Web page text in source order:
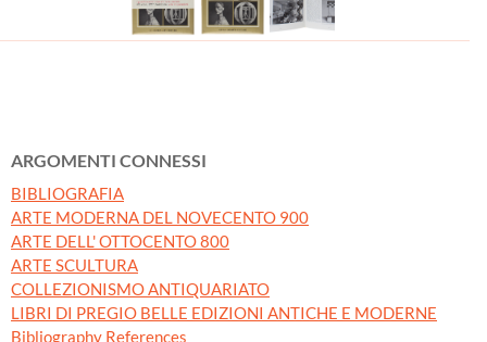
ARGOMENTI CONNESSI
BIBLIOGRAFIA
ARTE MODERNA DEL NOVECENTO 900
ARTE DELL' OTTOCENTO 800
ARTE SCULTURA
COLLEZIONISMO ANTIQUARIATO
LIBRI DI PREGIO BELLE EDIZIONI ANTICHE E MODERNE
Bibliography References